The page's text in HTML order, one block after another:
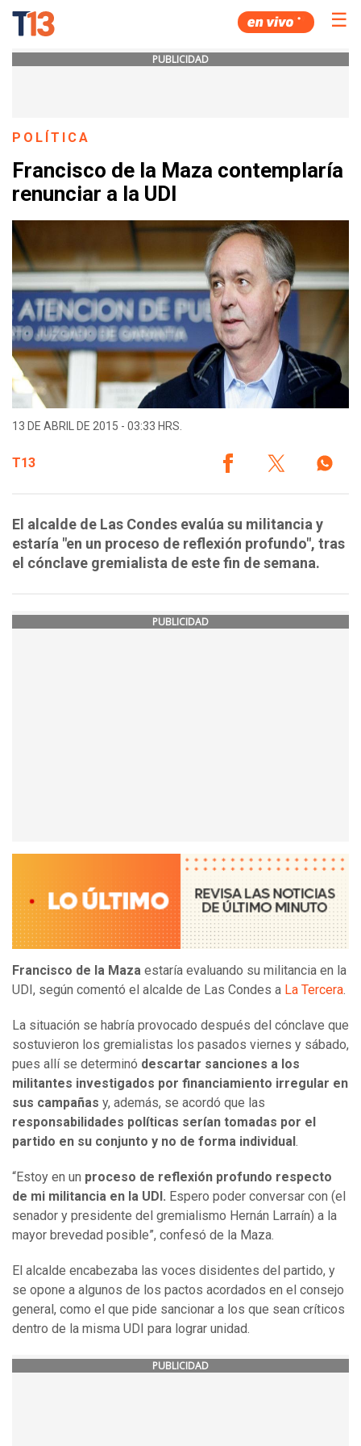
☰
PUBLICIDAD
POLÍTICA
Francisco de la Maza contemplaría
renunciar a la UDI
13 DE ABRIL DE 2015 - 03:33 HRS.
T13
El alcalde de Las Condes evalúa su militancia y
estaría "en un proceso de reflexión profundo", tras
el cónclave gremialista de este fin de semana.
PUBLICIDAD
Francisco de la Maza estaría evaluando su militancia en la
UDI, según comentó el alcalde de Las Condes a La Tercera.
La situación se habría provocado después del cónclave que
sostuvieron los gremialistas los pasados viernes y sábado,
pues allí se determinó descartar sanciones a los
militantes investigados por financiamiento irregular en
sus campañas y, además, se acordó que las
responsabilidades políticas serían tomadas por el
partido en su conjunto y no de forma individual .
“Estoy en un proceso de reflexión profundo respecto
de mi militancia en la UDI. Espero poder conversar con (el
senador y presidente del gremialismo Hernán Larraín) a la
mayor brevedad posible”, confesó de la Maza.
El alcalde encabezaba las voces disidentes del partido, y
se opone a algunos de los pactos acordados en el consejo
general, como el que pide sancionar a los que sean críticos
dentro de la misma UDI para lograr unidad.
PUBLICIDAD